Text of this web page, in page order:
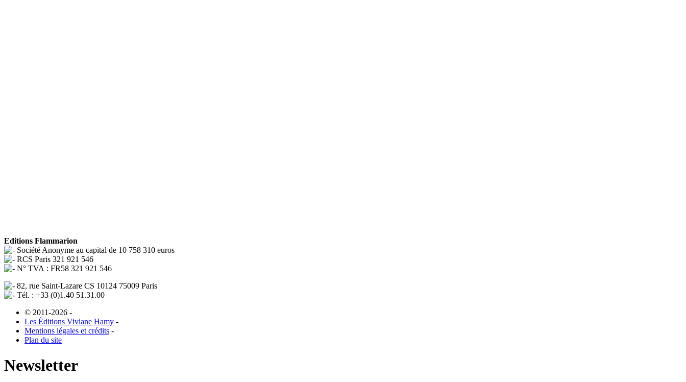
Editions Flammarion
Société Anonyme au capital de 10 758 310 euros
RCS Paris 321 921 546
N° TVA : FR58 321 921 546
82, rue Saint-Lazare CS 10124 75009 Paris
Tél. : +33 (0)1.40 51.31.00
© 2011-2026 -
Les Éditions Viviane Hamy -
Mentions légales et crédits -
Plan du site
Newsletter